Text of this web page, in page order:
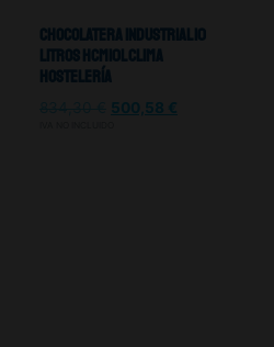
Chocolatera Industrial 10
Litros HCM10L Clima
Hostelería
500,58 €